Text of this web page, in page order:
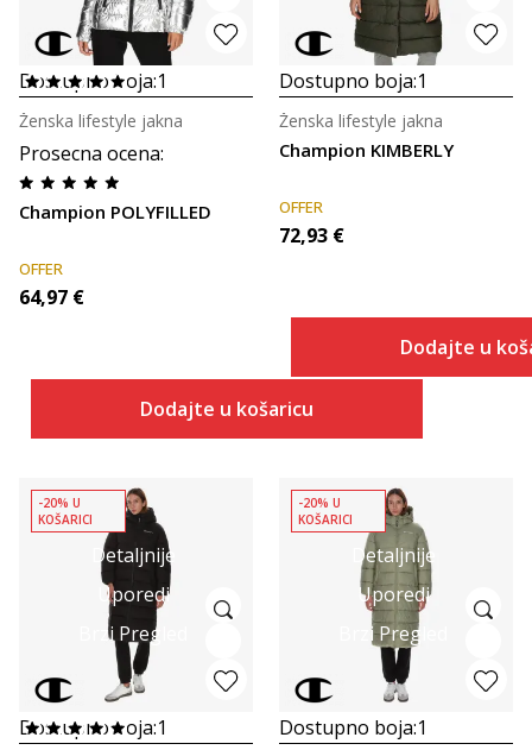
Dostupno boja:1
Prosecna ocena:
Champion POLYFILLED
Ženska lifestyle jakna
OFFER
64,97 €
Dodajte u košaricu
Dostupno boja:1
Champion KIMBERLY
Ženska lifestyle jakna
OFFER
72,93 €
Dodajte u
Detaljnije
Uporedi
Brzi Pregled
-20% U
KOŠARICI
Dostupno boja:1
Detaljnije
Uporedi
Brzi Pregled
-20% U
KOŠARICI
Dostupno boja:1